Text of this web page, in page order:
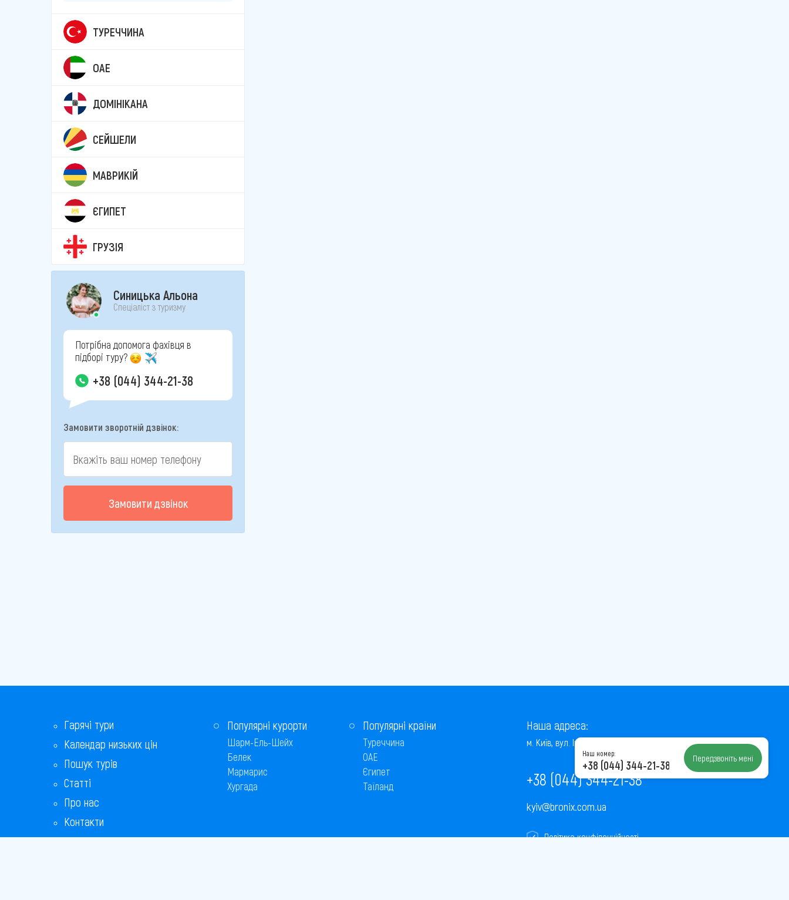
ТУРЕЧЧИНА
ОАЕ
ДОМІНІКАНА
СЕЙШЕЛИ
МАВРИКІЙ
ЄГИПЕТ
ГРУЗІЯ
Синицька Альона
Спеціаліст з туризму
Потрібна допомога фахівця в
підборі туру?
+38 (044) 344-21-38
Замовити зворотній дзвінок:
Замовити дзвінок
Гарячі тури
Календар низьких цін
Пошук турів
Статті
Про нас
Контакти
Бонусна програма
Популярні курорти
Шарм-Ель-Шейх
Белек
Мармарис
Хургада
Популярні країни
Туреччина
ОАЕ
Єгипет
Таїланд
Наша адреса:
м. Київ, вул. Інститутська, 22/7, оф. 41
+38 (044) 344-21-38
kyiv@bronix.com.ua
Політика конфіденційності
Наш номер:
+38 (044) 344-21-38 Передзвоніть мені